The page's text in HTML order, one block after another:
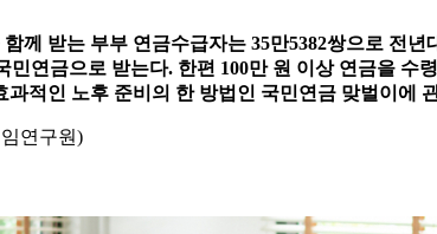
께 받는 부부 연금수급자는 35만5382쌍으로 전
연금으로 받는다. 한편 100만 원 이상 연금을
적인 노후 준비의 한 방법인 국민연금 맞벌이에
연구원)